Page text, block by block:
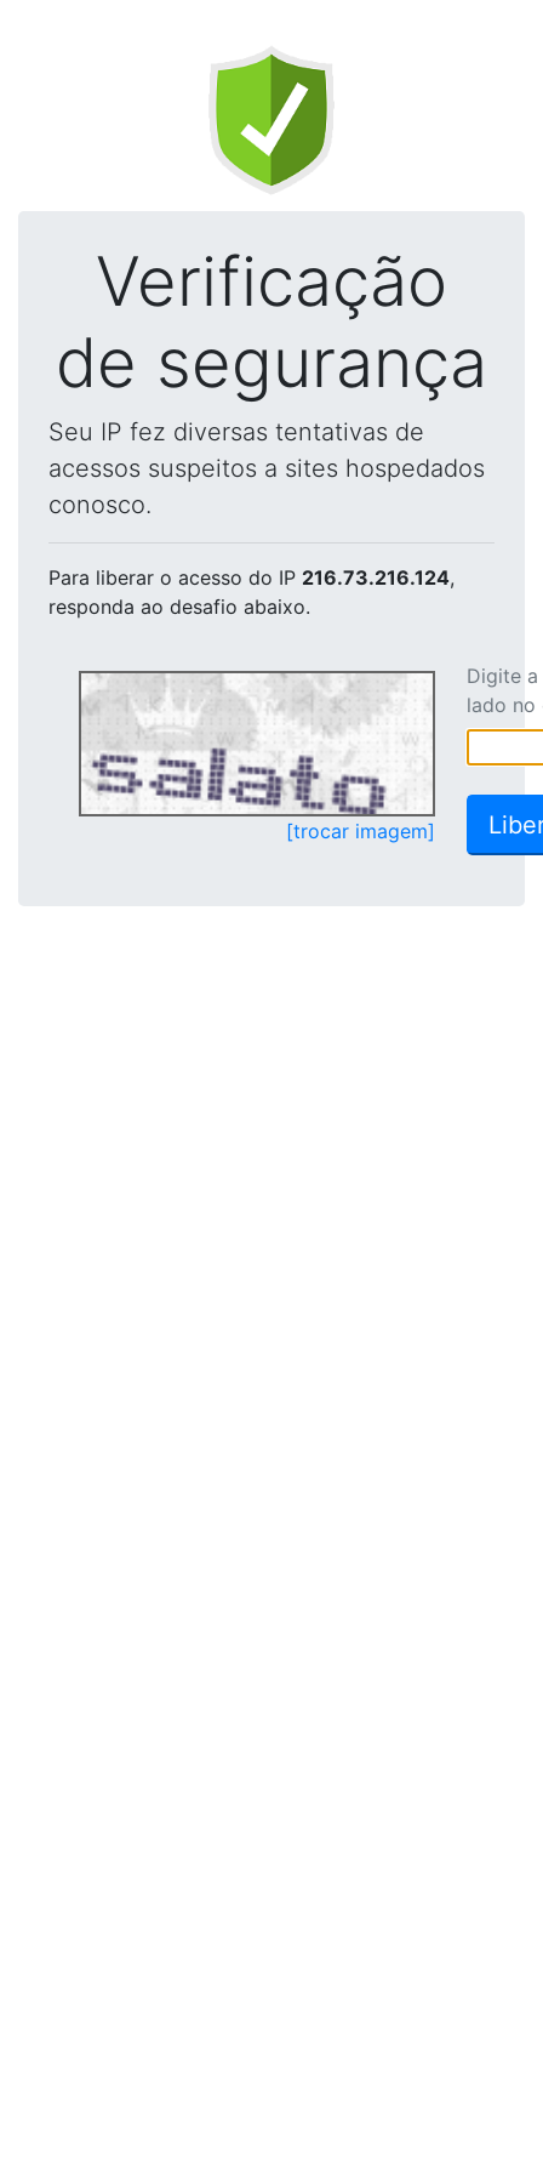
Verificação
de segurança
Seu IP fez diversas tentativas de
acessos suspeitos a sites hospedados
conosco.
Para liberar o acesso do IP 216.73.216.124,
responda ao desafio abaixo.
[trocar imagem]
Digite
lado no